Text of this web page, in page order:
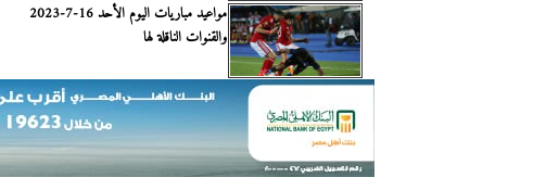
مواعيد مباريات اليوم الأحد 16-7-2023
والقنوات الناقلة لها